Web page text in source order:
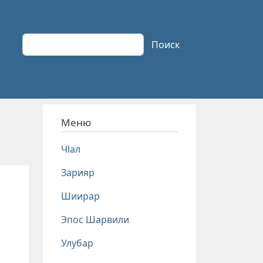
Поиск Поиск
Меню
Чlал
Зарияр
Шиирар
Эпос Шарвили
Улубар